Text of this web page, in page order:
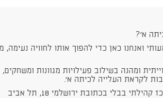
א’?
ואנחנו כאן כדי להפוך אותו לחוויה נעימה,
ומהנה בשילוב פעילויות מגוונות ומשחקים,
לקראת העלייה לכיתה א'.
בבלי בכתובת ירושלמי 18, תל אביב